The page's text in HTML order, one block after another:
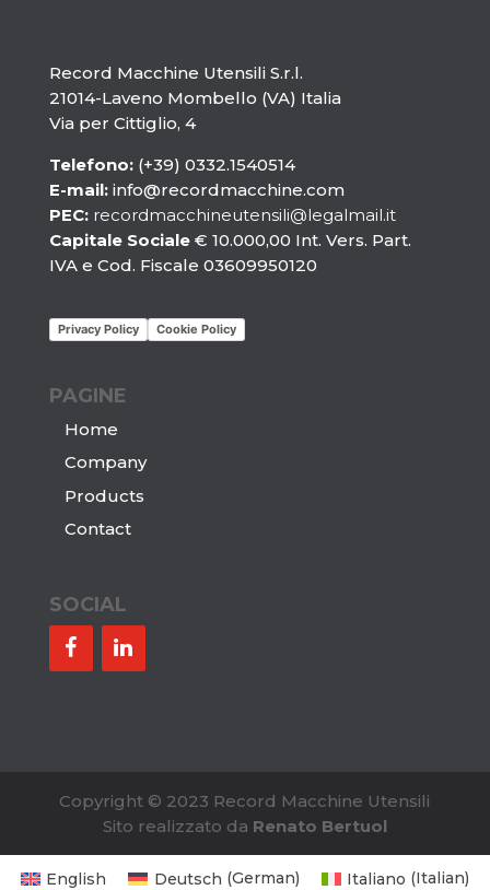
Record Macchine Utensili S.r.l.
21014-Laveno Mombello (VA) Italia
Via per Cittiglio, 4
Telefono:(+39) 0332.1540514
E-mail: info@recordmacchine.com
PEC: recordmacchineutensili@legalmail.it
Capitale Sociale€ 10.000,00 Int. Vers. Part.
IVA e Cod. Fiscale 03609950120
Privacy Policy Cookie Policy
PAGINE
Home
Company
Products
Contact
SOCIAL
Copyright © 2023 Record Macchine Utensili
Sito realizzato da Renato Bertuol
English Deutsch (German) Italiano (Italian)